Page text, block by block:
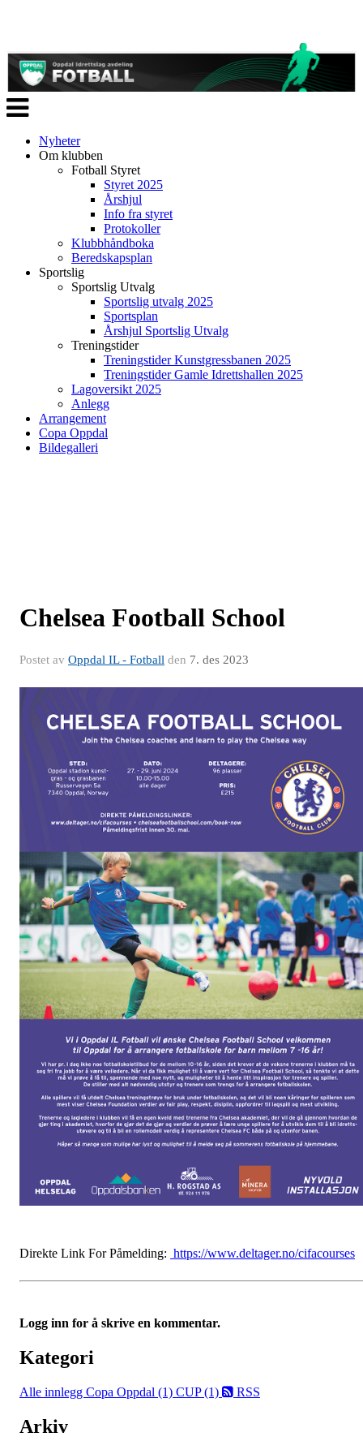
Veksle
navigasjon
Nyheter
Om klubben
Fotball Styret
Styret 2025
Årshjul
Info fra styret
Protokoller
Klubbhåndboka
Beredskapsplan
Sportslig
Sportslig Utvalg
Sportslig utvalg 2025
Sportsplan
Årshjul Sportslig Utvalg
Treningstider
Treningstider Kunstgressbanen 2025
Treningstider Gamle Idrettshallen 2025
Lagoversikt 2025
Anlegg
Arrangement
Copa Oppdal
Bildegalleri
Chelsea Football School
Postet av Oppdal IL - Fotball den 7. des 2023
Direkte Link For Påmelding: https://www.deltager.no/cifacourses
Logg inn for å skrive en kommentar.
Kategori
Alle innlegg Copa Oppdal (1) CUP (1) RSS
Arkiv